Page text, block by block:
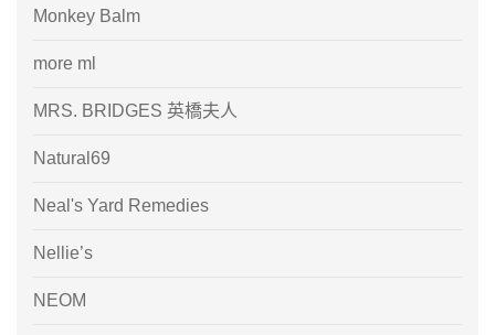
Monkey Balm
more ml
MRS. BRIDGES 英橋夫人
Natural69
Neal's Yard Remedies
Nellie’s
NEOM